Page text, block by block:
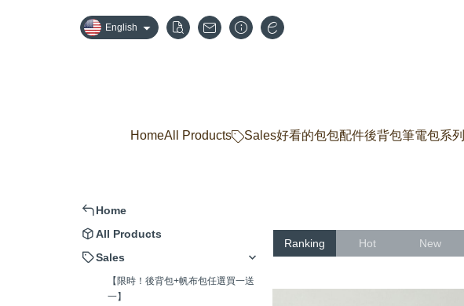
English
HomeAll Products Sales好看的包包配件後背包筆電包系列
Home
All Products
Sales
【限時！後背包+帆布包任選買一送
一】
Ranking Hot New